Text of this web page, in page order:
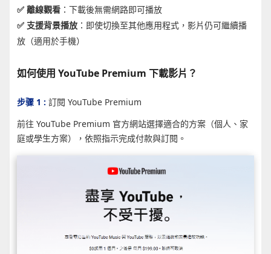
✅ 離線觀看 ：下載後無需網路即可播放
✅ 支援背景播放 ：即使切換至其他應用程式，影片仍可繼續播
放（適用於手機）
如何使用 YouTube Premium 下載影片？
步骤 1 : 訂閱 YouTube Premium
前往 YouTube Premium 官方網站選擇適合的方案（個人、家
庭或學生方案），依照指示完成付款與訂閱。